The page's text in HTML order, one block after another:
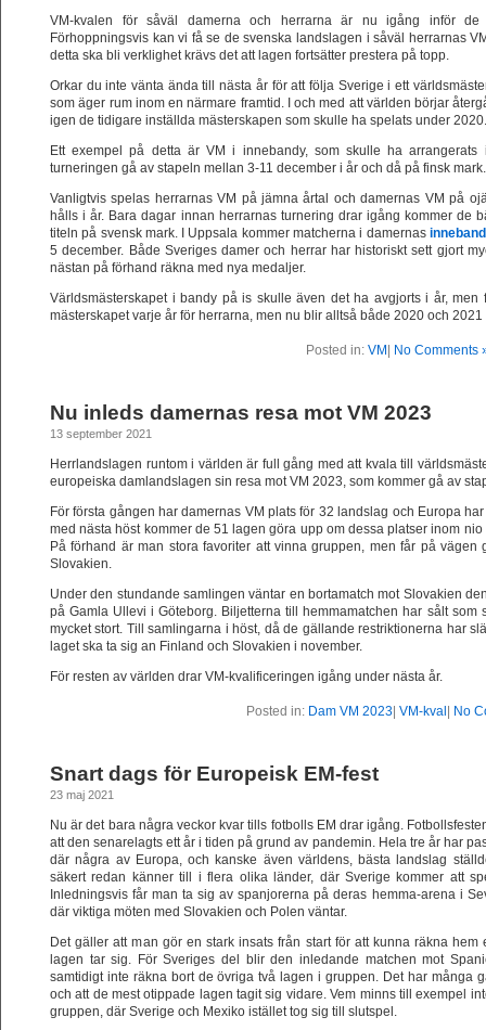
VM-kvalen för såväl damerna och herrarna är nu igång inför de
Förhoppningsvis kan vi få se de svenska landslagen i såväl herrarnas
detta ska bli verklighet krävs det att lagen fortsätter prestera på topp.
Orkar du inte vänta ända till nästa år för att följa Sverige i ett
som äger rum inom en närmare framtid. I och med att världen börjar
igen de tidigare inställda mästerskapen som skulle ha spelats under 2020.
Ett exempel på detta är VM i innebandy, som skulle ha
turneringen gå av stapeln mellan 3-11 december i år och då på finsk mark.
Vanligtvis spelas herrarnas VM på jämna årtal och damernas VM på
hålls i år. Bara dagar innan herrarnas turnering drar igång kommer de
titeln på svensk mark. I Uppsala kommer matcherna i damernas
5 december. Både Sveriges damer och herrar har historiskt sett gjort
nästan på förhand räkna med nya medaljer.
Världsmästerskapet i bandy på is skulle även det ha avgjorts i år, men
mästerskapet varje år för herrarna, men nu blir alltså både 2020 och 2021
Posted in: VM No Comments
Nu inleds damernas resa mot VM 2023
13 september 2021
Herrlandslagen runtom i världen är full gång med att kvala till
europeiska damlandslagen sin resa mot VM 2023, som kommer gå av
För första gången har damernas VM plats för 32 landslag och Europa
med nästa höst kommer de 51 lagen göra upp om dessa platser inom
På förhand är man stora favoriter att vinna gruppen, men får på
Slovakien.
Under den stundande samlingen väntar en bortamatch mot Slovakien
på Gamla Ullevi i Göteborg. Biljetterna till hemmamatchen har sålt som
mycket stort. Till samlingarna i höst, då de gällande restriktionerna har
laget ska ta sig an Finland och Slovakien i november.
För resten av världen drar VM-kvalificeringen igång under nästa år.
Posted in: Dam VM 2023| VM-kval No
Snart dags för Europeisk EM-fest
23 maj 2021
Nu är det bara några veckor kvar tills fotbolls EM drar igång.
att den senarelagts ett år i tiden på grund av pandemin. Hela tre år har
där några av Europa, och kanske även världens, bästa landslag
säkert redan känner till i flera olika länder, där Sverige kommer att
Inledningsvis får man ta sig av spanjorerna på deras hemma-arena i
där viktiga möten med Slovakien och Polen väntar.
Det gäller att man gör en stark insats från start för att kunna räkna
lagen tar sig. För Sveriges del blir den inledande matchen mot
samtidigt inte räkna bort de övriga två lagen i gruppen. Det har många
och att de mest otippade lagen tagit sig vidare. Vem minns till exempel
gruppen, där Sverige och Mexiko istället tog sig till slutspel.